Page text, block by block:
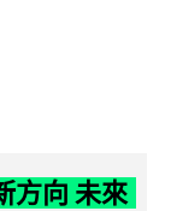
方向 未來